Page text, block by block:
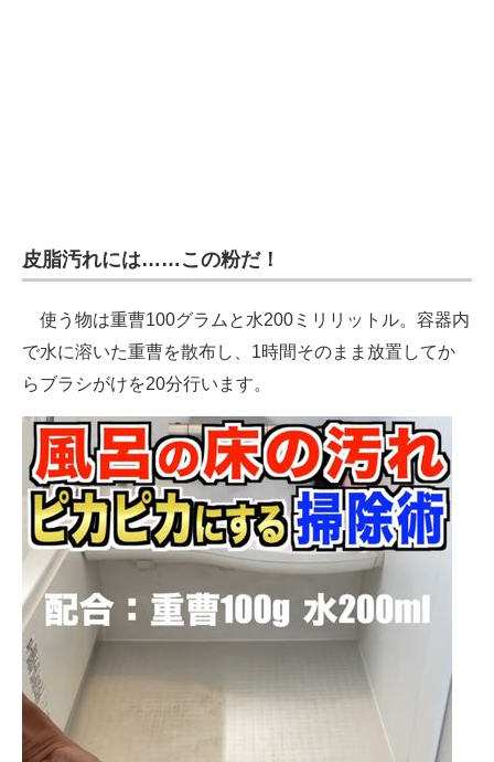
皮脂汚れには……この粉だ！
使う物は重曹100グラムと水200ミリリットル。容器内
で水に溶いた重曹を散布し、1時間そのまま放置してか
らブラシがけを20分行います。